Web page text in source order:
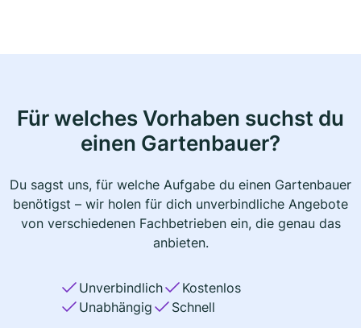
Für welches Vorhaben suchst du
einen Gartenbauer?
Du sagst uns, für welche Aufgabe du einen Gartenbauer
benötigst – wir holen für dich unverbindliche Angebote
von verschiedenen Fachbetrieben ein, die genau das
anbieten.
Unverbindlich
Kostenlos
Unabhängig
Schnell